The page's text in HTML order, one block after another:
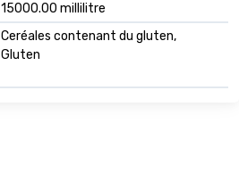
15000.00 millilitre
Ceréales contenant du gluten,
Gluten